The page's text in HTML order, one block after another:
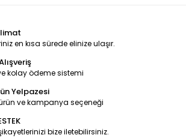
en kısa sürede elinize ulaşır.
kolay ödeme sistemi
Yelpazesi
ve kampanya seçeneği
bize iletebilirsiniz.